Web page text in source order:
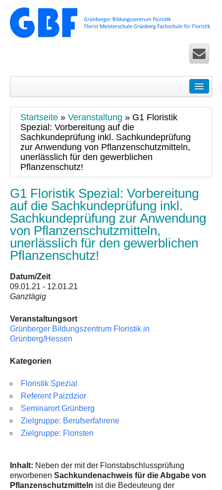
Seminare
Floristik Pur – Basic-Seminare für Einsteiger
Ausbildung Life – Überbetriebliche Seminare in Köln
Floristik Exclusiv – Fortbildung für Fortgeschrittene
Floristik Worldwide Seminare und Zertifikatslehrgänge
Floristik Event
Floristik Verkauf
Buchungen
Lehrgänge
Floristmeisterlehrgäng der GBF in Grünberg und in
Floristmeisterlehrgänge in Grünberg und Köln finden
Florist mit IHK-Prüfung in Grünberg
Floristlehrgang mit IHK-Prüfung in Köln
Buchungen
Über uns
Unsere Philosophie
Startseite » Veranstaltung » G1 Floristik
Spezial: Vorbereitung auf die
Sachkundeprüfung inkl. Sachkundeprüfung
zur Anwendung von Pflanzenschutzmitteln,
unerlässlich für den gewerblichen
Pflanzenschutz!
G1 Floristik Spezial: Vorbereitung
auf die Sachkundeprüfung inkl.
Sachkundeprüfung zur Anwendung
von Pflanzenschutzmitteln,
unerlässlich für den gewerblichen
Pflanzenschutz!
Datum/Zeit
09.01.21 - 12.01.21
Ganztägig
Veranstaltungsort
Grünberger Bildungszentrum Floristik in
Grünberg/Hessen
Kategorien
Floristik Spezial
Referent Paizdzior
Seminarort Grünberg
Zielgruppe: Berufserfahrene
Zielgruppe: Floristen
Inhalt: Neben der mit der Floristabschlussprüfung
erworbenen Sachkundenachweis für die Abgabe von
Pflanzenschutzmitteln ist die Bedeuteung der